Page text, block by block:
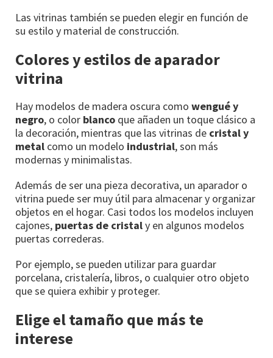
Las vitrinas también se pueden elegir en función de
su estilo y material de construcción.
Colores y estilos de aparador
vitrina
Hay modelos de madera oscura como wengué y
negro, o color blanco que añaden un toque clásico a
la decoración, mientras que las vitrinas de cristal y
metal como un modelo industrial, son más
modernas y minimalistas.
Además de ser una pieza decorativa, un aparador o
vitrina puede ser muy útil para almacenar y organizar
objetos en el hogar. Casi todos los modelos incluyen
cajones, puertas de cristaly en algunos modelos
puertas correderas.
Por ejemplo, se pueden utilizar para guardar
porcelana, cristalería, libros, o cualquier otro objeto
que se quiera exhibir y proteger.
Elige el tamaño que más te
interese